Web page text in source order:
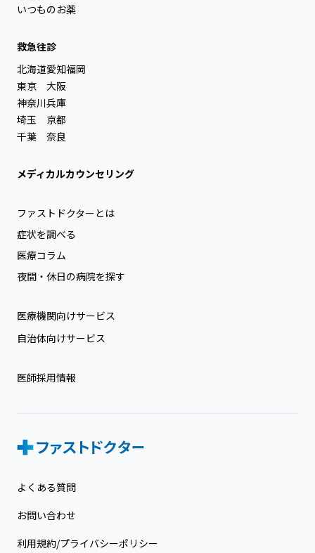
いつものお薬
救急往診
北海道
東京
神奈川
埼玉
千葉
愛知
大阪
兵庫
京都
奈良
福岡
メディカルカウンセリング
ファストドクターとは
症状を調べる
医療コラム
夜間・休日の病院を探す
医療機関向けサービス
自治体向けサービス
医師採用情報
よくある質問
お問い合わせ
利用規約/プライバシーポリシー